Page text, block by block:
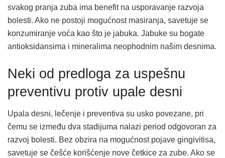
svakog pranja zuba ima benefit na usporavanje razvoja
bolesti. Ako ne postoji mogućnost masiranja, savetuje se
konzumiranje voća kao što je jabuka. Jabuke su bogate
antioksidansima i mineralima neophodnim našim desnima.
Neki od predloga za uspešnu
preventivu protiv upale desni
Upala desni, lečenje i preventiva su usko povezane, pri
čemu se između dva stadijuma nalazi period odgovoran za
razvoj bolesti. Bez obzira na mogućnost pojave gingivitisa,
savetuje se češće korišćenje nove četkice za zube. Ako se